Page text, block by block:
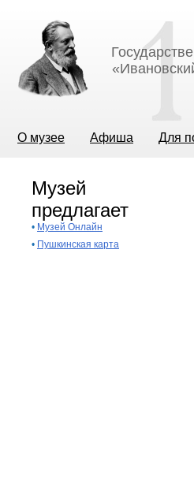
О музее Афиша Для
Музей
предлагает
• Музей Онлайн
• Пушкинская карта